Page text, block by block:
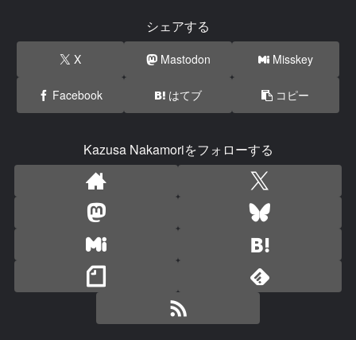
シェアする
X Mastodon Misskey
Facebook はてブ コピー
Kazusa Nakamoriをフォローする